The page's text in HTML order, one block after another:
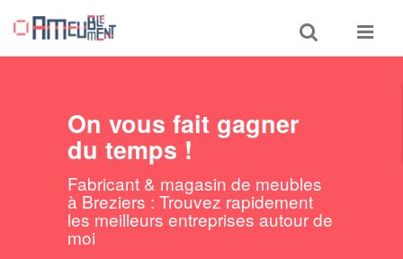
Toggle
search
Toggle
On vous fait gagner
du temps !
Fabricant & magasin de meubles
à Breziers : Trouvez rapidement
les meilleurs entreprises autour de
moi